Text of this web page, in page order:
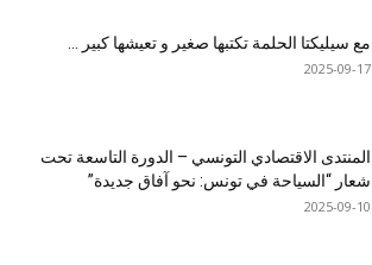
مع سيليكتا الحلمة تكتبها صغير و تعيشها كبير …
2025-09-17
المنتدى الاقتصادي التونسي – الدورة التاسعة تحت
شعار “السياحة في تونس: نحو آفاق جديدة”
2025-09-10